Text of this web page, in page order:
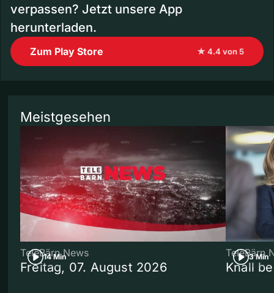
verpassen? Jetzt unsere App
herunterladen.
Zum Play Store ★ 4.4 von 5
Meistgesehen
14 Min
TeleBärn News
Freitag, 07. August 2026
3 Min
TeleBärn
Knall